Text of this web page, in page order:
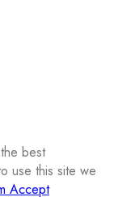
best
use this site we
Accept